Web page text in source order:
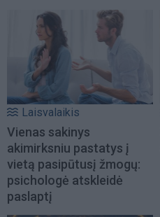
Laisvalaikis
Vienas sakinys
akimirksniu pastatys į
vietą pasipūtusį žmogų:
psichologė atskleidė
paslaptį